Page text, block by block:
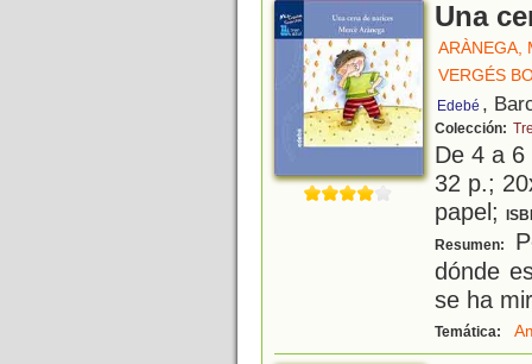
Una
ARÀNEGA,
VERGÉS
Edebé ,
Colección:
De 4 a
32 p.;
papel;
Resumen:
dónde
se ha
Temática: